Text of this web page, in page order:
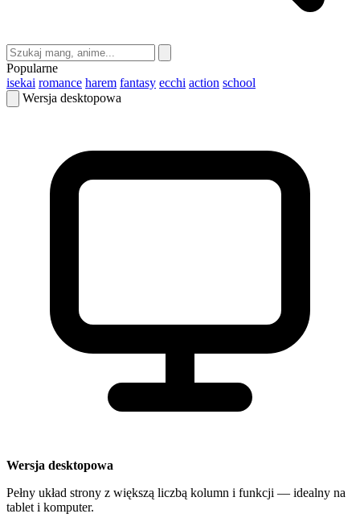
Popularne
isekai romance harem fantasy ecchi action school
Wersja desktopowa
Wersja desktopowa
Pełny układ strony z większą liczbą kolumn i funkcji — idealny na
tablet i komputer.